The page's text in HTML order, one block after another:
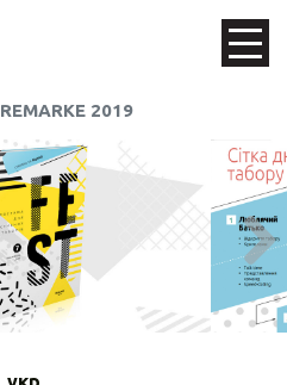
REMARKE 2019